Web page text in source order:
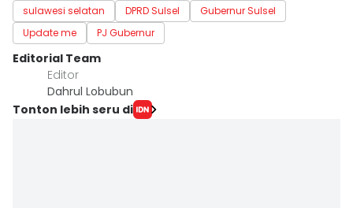
sulawesi selatan DPRD Sulsel
Gubernur Sulsel
Update me
PJ Gubernur
Editorial Team
Editor
Dahrul Lobubun
Tonton lebih seru di